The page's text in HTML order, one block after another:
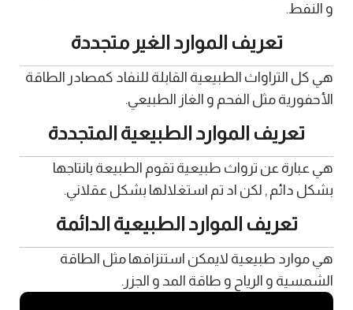
و النفط.
تعريف الموارد الغير متجددة
هي كل التراواث الطبيعية القابلة للنفاد كمصادر الطاقة
الأحفورية مثل الفحم و الغاز الطبيعي.
تعريف الموارد الطبيعية المتجددة
هي عبارة عن ترواث طبيعية تقوم الطبيعة بانتاجها
بشكل دائم , لكن اد تم استغلالها بشكل عقلاني.
تعريف الموارد الطبيعية الدائمة
هي موارد طبيعية لايمكن استنزافها مثل الطاقة
الشمسية و الرياح و طاقة المد و الجزر.